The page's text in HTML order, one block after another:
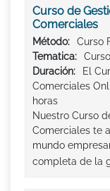
Curso de
Comerciales
Método:
Curso
Tematica:
Duración:
El
Comerciales
horas
Nuestro Curso
Comerciales te
mundo
completa de la